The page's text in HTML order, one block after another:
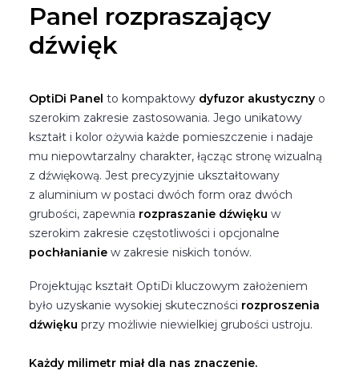
Panel rozpraszający
dźwięk
OptiDi Panel to kompaktowy dyfuzor akustyczny o
szerokim zakresie zastosowania. Jego unikatowy
kształt i kolor ożywia każde pomieszczenie i nadaje
mu niepowtarzalny charakter, łącząc stronę wizualną
z dźwiękową. Jest precyzyjnie ukształtowany
z aluminium w postaci dwóch form oraz dwóch
grubości, zapewnia rozpraszanie dźwięku w
szerokim zakresie częstotliwości i opcjonalne
pochłanianie w zakresie niskich tonów.
Projektując kształt OptiDi kluczowym założeniem
było uzyskanie wysokiej skuteczności rozproszenia
dźwięku przy możliwie niewielkiej grubości ustroju.
Każdy milimetr miał dla nas znaczenie.